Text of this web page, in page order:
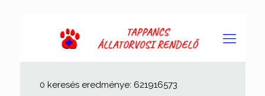
0 keresés eredménye: 621916573